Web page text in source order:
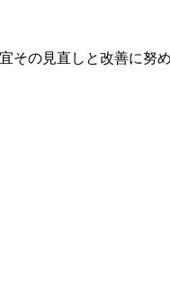
その見直しと改善に努め